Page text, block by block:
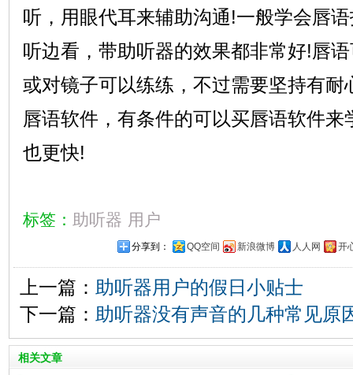
听，用眼代耳来辅助沟通!一般学会唇
听边看，带助听器的效果都非常好!唇
或对镜子可以练练，不过需要坚持有耐
唇语软件，有条件的可以买唇语软件来
也更快!
标签： 助听器 用户
分享到： QQ空间 新浪微博 人人网 开
上一篇： 助听器用户的假日小贴士
下一篇： 助听器没有声音的几种常见原
相关文章